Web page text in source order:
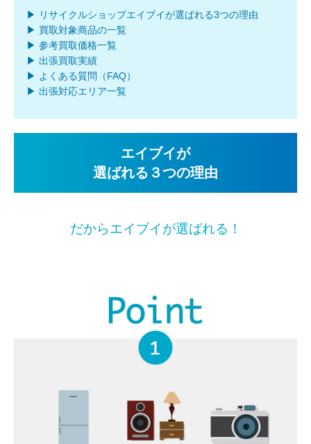
▶ リサイクルショップエイブイが選ばれる3つの理由
▶ 買取対象商品の一覧
▶ 参考買取価格一覧
▶ 出張買取実績
▶ よくある質問（FAQ）
▶ 出張対応エリア一覧
エイブイが
選ばれる３つの理由
だからエイブイが選ばれる！